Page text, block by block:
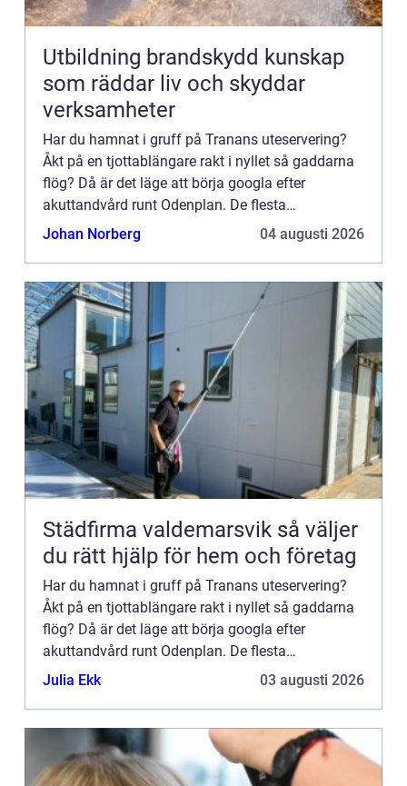
Utbildning brandskydd kunskap
som räddar liv och skyddar
verksamheter
Har du hamnat i gruff på Tranans uteservering?
Åkt på en tjottablängare rakt i nyllet så gaddarna
flög? Då är det läge att börja googla efter
akuttandvård runt Odenplan. De flesta
tandl&aum...
Johan Norberg 04 augusti 2026
Städfirma valdemarsvik så väljer
du rätt hjälp för hem och företag
Har du hamnat i gruff på Tranans uteservering?
Åkt på en tjottablängare rakt i nyllet så gaddarna
flög? Då är det läge att börja googla efter
akuttandvård runt Odenplan. De flesta
tandl&aum...
Julia Ekk 03 augusti 2026